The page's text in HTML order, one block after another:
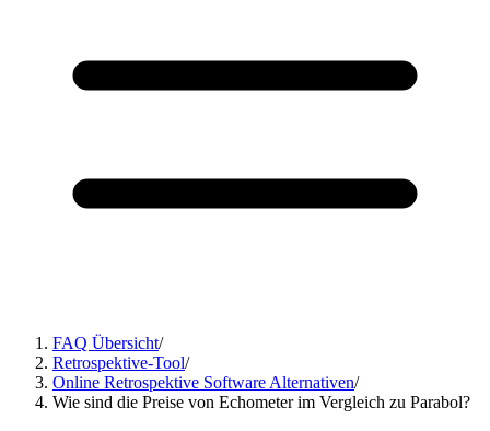
FAQ Übersicht/
Retrospektive-Tool/
Online Retrospektive Software Alternativen/
Wie sind die Preise von Echometer im Vergleich zu Parabol?